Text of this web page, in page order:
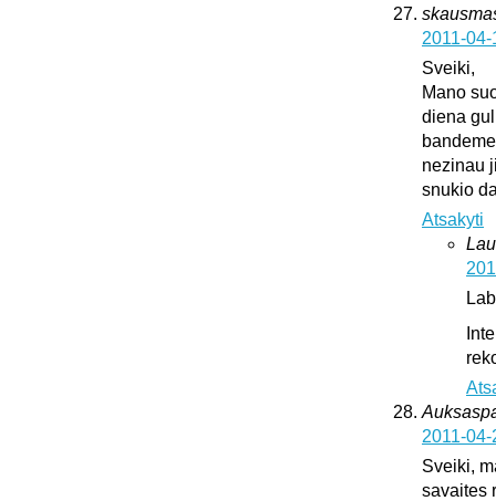
2011-
Sveiki,
Mano
diena
nezinau
snukio
Atsakyti
2011-
Sveiki,
savaites